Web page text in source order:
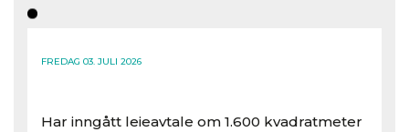
FREDAG 03. JULI 2026
Har inngått leieavtale om 1.600 kvadratmeter